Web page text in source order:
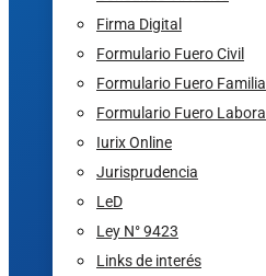
Firma Digital
Formulario Fuero Civil
Formulario Fuero Familia
Formulario Fuero Laboral
Iurix Online
Jurisprudencia
LeD
Ley N° 9423
Links de interés